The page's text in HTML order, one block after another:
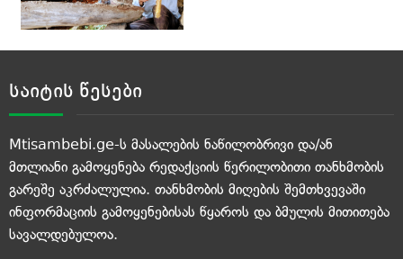
საიტის წესები
Mtisambebi.ge-ს მასალების ნაწილობრივი და/ან
მთლიანი გამოყენება რედაქციის წერილობითი თანხმობის
გარეშე აკრძალულია. თანხმობის მიღების შემთხვევაში
ინფორმაციის გამოყენებისას წყაროს და ბმულის მითითება
სავალდებულოა.